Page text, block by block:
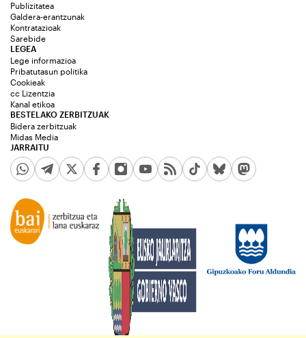
Publizitatea
Galdera-erantzunak
Kontratazioak
Sarebide
JARRAITU
LEGEA
Lege informazioa
Pribatutasun politika
Cookieak
cc Lizentzia
Kanal etikoa
BESTELAKO ZERBITZUAK
Bidera zerbitzuak
Midas Media